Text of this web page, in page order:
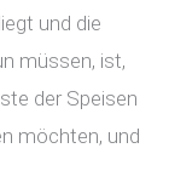
und die
müssen, ist,
der Speisen
möchten, und